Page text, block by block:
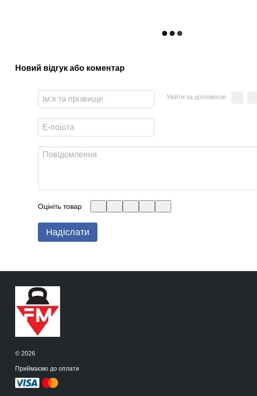
Новий відгук або коментар
Увійти за допомогою
Оцініть товар
Надіслати
© 2026
Приймаємо до оплати